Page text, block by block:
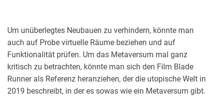
Um unüberlegtes Neubauen zu verhindern, könnte man
auch auf Probe virtuelle Räume beziehen und auf
Funktionalität prüfen. Um das Metaversum mal ganz
kritisch zu betrachten, könnte man sich den Film Blade
Runner als Referenz heranziehen, der die utopische Welt in
2019 beschreibt, in der es sowas wie ein Metaversum gibt.